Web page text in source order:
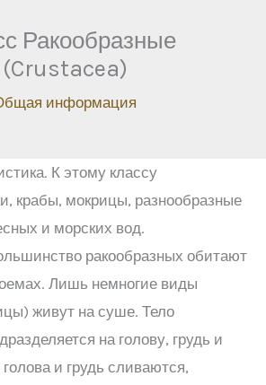
Ракообразные
(Crustacea)
информация
К этому классу
крабы, мокрицы, разнообразные
и морских вод.
ракообразных обитают
Лишь немногие виды
живут на суше. Тело
на голову, грудь и
и грудь сливаются,